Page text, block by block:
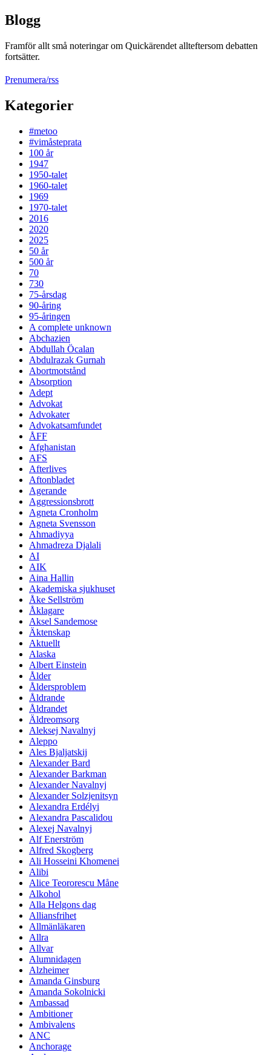
Blogg
Framför allt små noteringar om Quickärendet allteftersom debatten
fortsätter.
Prenumera/rss
Kategorier
#metoo
#vimåsteprata
100 år
1947
1950-talet
1960-talet
1969
1970-talet
2016
2020
2025
50 år
500 år
70
730
75-årsdag
90-åring
95-åringen
A complete unknown
Abchazien
Abdullah Öcalan
Abdulrazak Gurnah
Abortmotstånd
Absorption
Adept
Advokat
Advokater
Advokatsamfundet
ÅFF
Afghanistan
AFS
Afterlives
Aftonbladet
Agerande
Aggressionsbrott
Agneta Cronholm
Agneta Svensson
Ahmadiyya
Ahmadreza Djalali
AI
AIK
Aina Hallin
Akademiska sjukhuset
Åke Sellström
Åklagare
Aksel Sandemose
Äktenskap
Aktuellt
Alaska
Albert Einstein
Ålder
Åldersproblem
Åldrande
Åldrandet
Äldreomsorg
Aleksej Navalnyj
Aleppo
Ales Bjaljatskij
Alexander Bard
Alexander Barkman
Alexander Navalnyj
Alexander Solzjenitsyn
Alexandra Erdélyi
Alexandra Pascalidou
Alexej Navalnyj
Alf Enerström
Alfred Skogberg
Ali Hosseini Khomenei
Alibi
Alice Teororescu Måne
Alkohol
Alla Helgons dag
Alliansfrihet
Allmänläkaren
Allra
Allvar
Alumnidagen
Alzheimer
Amanda Ginsburg
Amanda Sokolnicki
Ambassad
Ambitioner
Ambivalens
ANC
Anchorage